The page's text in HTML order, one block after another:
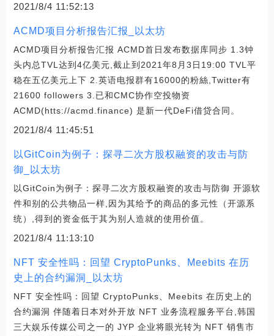
2021/8/4 11:52:13
ACMD项目分析报告汇报_以太坊
ACMD项目分析报告汇报 ACMD首日发布数据库同步 1.3钟
头内总TVL达到4亿美元,截止到2021年8月3日19:00 TVL平
稳在五亿美元上下 2.英语电报群有16000的粉絲,Twitter有
21600 followers 3.已和CMC协作空投物资
ACMD(htts://acmd.finance) 是新一代DeFi借贷合同。
2021/8/4 11:45:51
以GitCoin为例子：探寻二次方股权融资的攻击与防
御_以太坊
以GitCoin为例子：探寻二次方股权融资的攻击与防御 开源软
件和别的公共物品一样,因为其给予的商品的多元性（开源系
统）,得到的资金低于其为别人造就的使用价值。
2021/8/4 11:13:10
NFT 安全性吗：回望 CryptoPunks、Meebits 在历
史上的合约漏洞_以太坊
NFT 安全性吗：回望 CryptoPunks、Meebits 在历史上的
合约漏洞 伴随着日本对外开放 NFT 业务流程服务平台,韩国
三大娱乐传媒公司之一的 JYP 企业将眼光转为 NFT 销售市